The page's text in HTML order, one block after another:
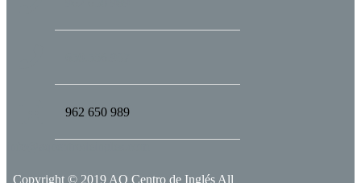
962 650 989
Copyright © 2019 AQ Centro de Inglés All